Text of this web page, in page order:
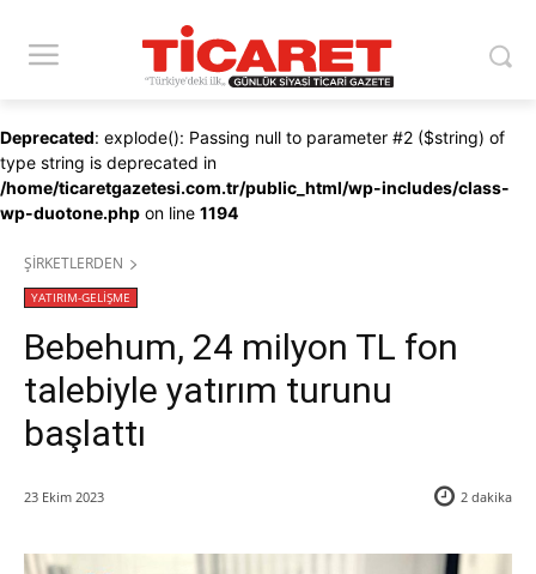
Deprecated: explode(): Passing null to parameter #2 ($string) of
type string is deprecated in
/home/ticaretgazetesi.com.tr/public_html/wp-includes/class-
wp-duotone.php on line 1194
ŞİRKETLERDEN
YATIRIM-GELİŞME
Bebehum, 24 milyon TL fon
talebiyle yatırım turunu
başlattı
23 Ekim 2023 2 dakika